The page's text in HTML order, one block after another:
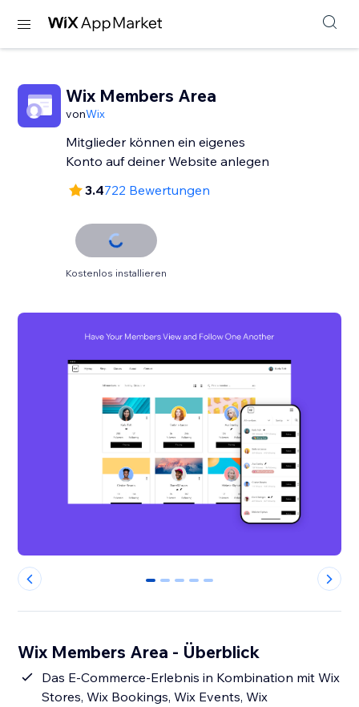
Wix Members Area
vonWix
Mitglieder können ein eigenes
Konto auf deiner Website anlegen
3.4722 Bewertungen
Kostenlos installieren
0 1 2 3 4
Wix Members Area - Überblick
Das E-Commerce-Erlebnis in Kombination mit Wix
Stores, Wix Bookings, Wix Events, Wix